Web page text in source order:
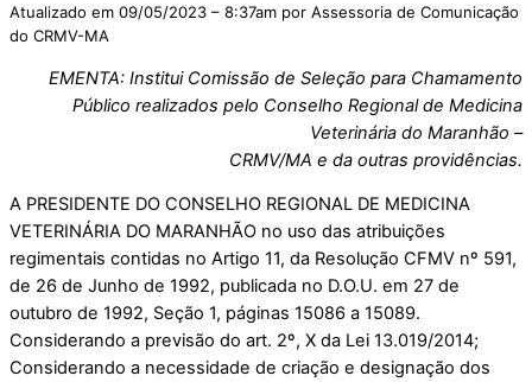
Atualizado em 09/05/2023 – 8:37am por Assessoria de Comunicação
do CRMV-MA
EMENTA: Institui Comissão de Seleção para Chamamento
Público realizados pelo Conselho Regional de Medicina
Veterinária do Maranhão –
CRMV/MA e da outras providências.
A PRESIDENTE DO CONSELHO REGIONAL DE MEDICINA
VETERINÁRIA DO MARANHÃO no uso das atribuições
regimentais contidas no Artigo 11, da Resolução CFMV nº 591,
de 26 de Junho de 1992, publicada no D.O.U. em 27 de
outubro de 1992, Seção 1, páginas 15086 a 15089.
Considerando a previsão do art. 2º, X da Lei 13.019/2014;
Considerando a necessidade de criação e designação dos